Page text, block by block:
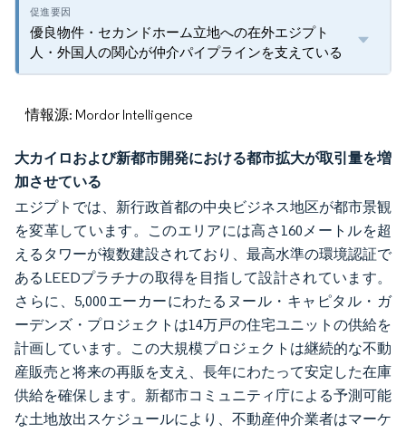
優良物件・セカンドホーム立地への在外エジプト
人・外国人の関心が仲介パイプラインを支えている
情報源: Mordor Intelligence
大カイロおよび新都市開発における都市拡大が取引量を増
加させている
エジプトでは、新行政首都の中央ビジネス地区が都市景観
を変革しています。このエリアには高さ160メートルを超
えるタワーが複数建設されており、最高水準の環境認証で
あるLEEDプラチナの取得を目指して設計されています。
さらに、5,000エーカーにわたるヌール・キャピタル・ガ
ーデンズ・プロジェクトは14万戸の住宅ユニットの供給を
計画しています。この大規模プロジェクトは継続的な不動
産販売と将来の再販を支え、長年にわたって安定した在庫
供給を確保します。新都市コミュニティ庁による予測可能
な土地放出スケジュールにより、不動産仲介業者はマーケ